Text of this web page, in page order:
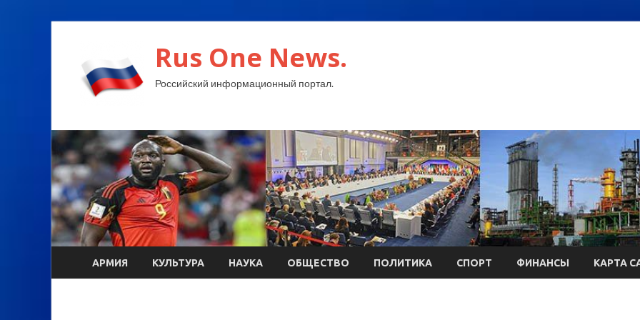
Rus One News.
Российский информационный портал.
АРМИЯ КУЛЬТУРА НАУКА ОБЩЕСТВО ПОЛИТИКА СПОРТ ФИНАНСЫ КАРТА